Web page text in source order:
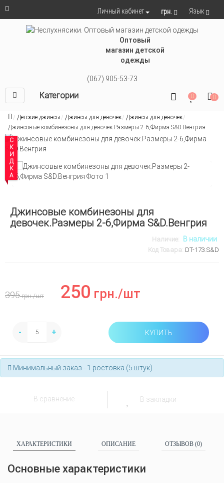
Личный кабинет грн. Язык
Оптовый
магазин детской
одежды
(067) 905-53-73
Категории 0 0
Детские джинсы Джинсы для девочек
Джинсы для девочек
Джинсовые комбинезоны для девочек.Размеры 2-6,Фирма S&D.Венгрия
СКИДКА
Джинсовые комбинезоны для
девочек.Размеры 2-6,Фирма S&D.Венгрия
Наличие: В наличии
Код Товара: DT-173.S&D
395грн./шт 250 грн./шт
- + КУПИТЬ
Минимальный заказ - 1 ростовка (5 штук)
В сравнение В закладки
ХАРАКТЕРИСТИКИ ОПИСАНИЕ ОТЗЫВОВ (0)
Основные характеристики